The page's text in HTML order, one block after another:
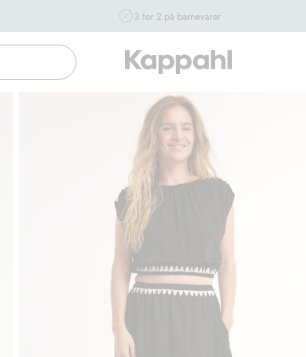
3 for 2 på barnevarer
inngår i tilbudet tom. 17/8 i butikk & online for deg som er
eller blir medlem. Kan ikke kombineres med andre tilbud
eller rabatter.
Handle nå
Gratis fraktalternativer
Enkel